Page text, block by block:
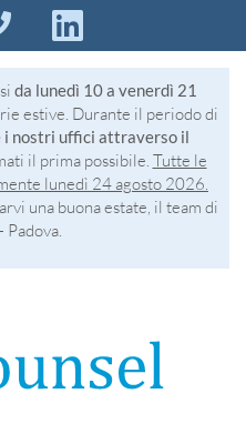
da lunedì 10 a venerdì 21
estive. Durante il periodo di
nostri uffici attraverso il
il prima possibile. Tutte le
lunedì 24 agosto 2026.
una buona estate, il team di
Padova.